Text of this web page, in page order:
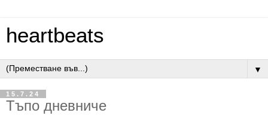
heartbeats
▼
15.7.24
Тъпо дневниче